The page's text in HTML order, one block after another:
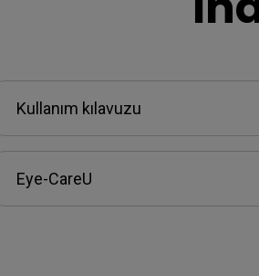
Kullanım kılavuzu
Eye-CareU